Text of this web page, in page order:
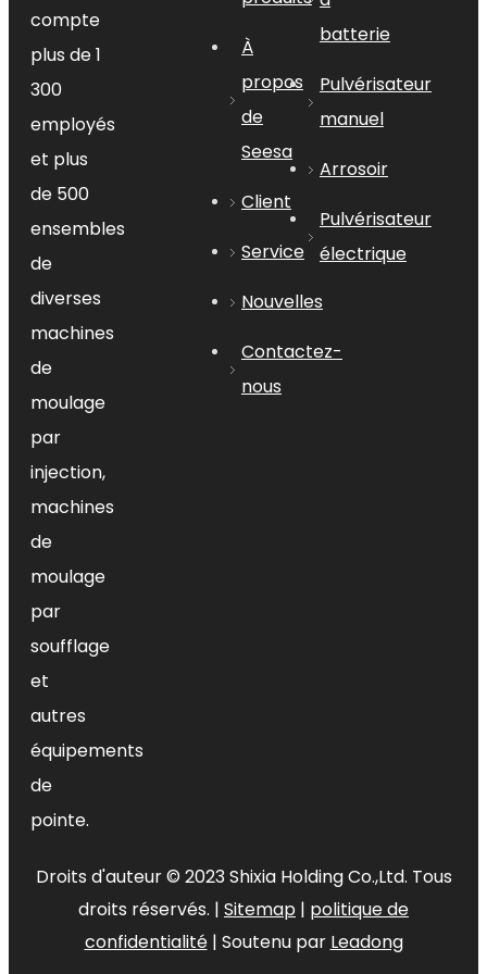
2724 pièces/40
QG ;
Ningbo, Chine
Caractéristiques:
Utilisé pour la protection des
pulvériser les parasites, les
malades.
6) Fort confortable pompe en
métal poignée pour sûr et
pratique fonctionnement
7) Pompe poignée avec
compte
plus de 1
300
employés
et plus
de 500
ensembles
de
diverses
machines
de
moulage
par
injection,
machines
de
moulage
par
soufflage
et
autres
équipements
de
pointe.
À
propos
de
Seesa
Client
Service
Nouvelles
Contactez-
nous
batterie
Pulvérisateur
manuel
Arrosoir
Pulvérisateur
électrique
Droits d'auteur © 2023Shixia Holding Co.,Ltd. Tous
droits réservés. | Sitemap | politique de
confidentialité| Soutenu par Leadong